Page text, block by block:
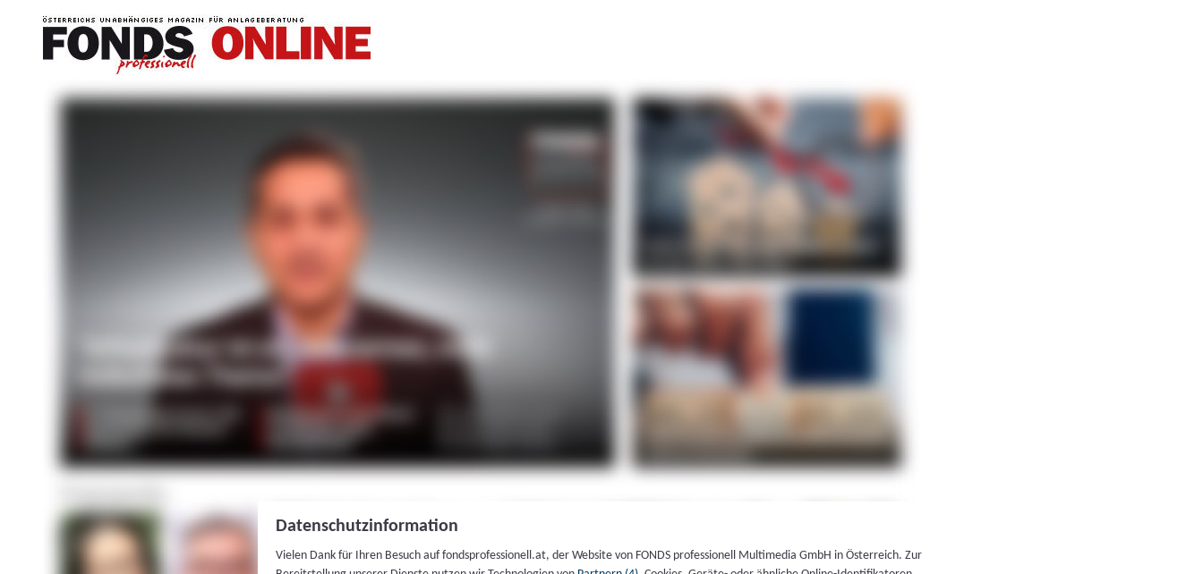
Datenschutzinformation
Vielen Dank für Ihren Besuch auf fondsprofessionell.at, der Website von FONDS professionell Multimedia GmbH in Österreich. Zur